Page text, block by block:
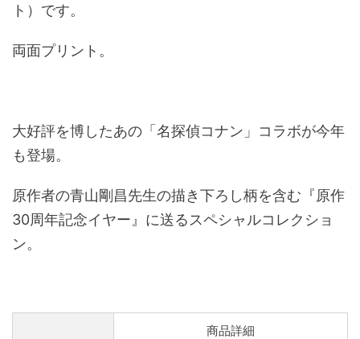
ト）です。
両面プリント。
大好評を博したあの「名探偵コナン」コラボが今年
も登場。
原作者の青山剛昌先生の描き下ろし柄を含む『原作
30周年記念イヤー』に送るスペシャルコレクショ
ン。
商品詳細